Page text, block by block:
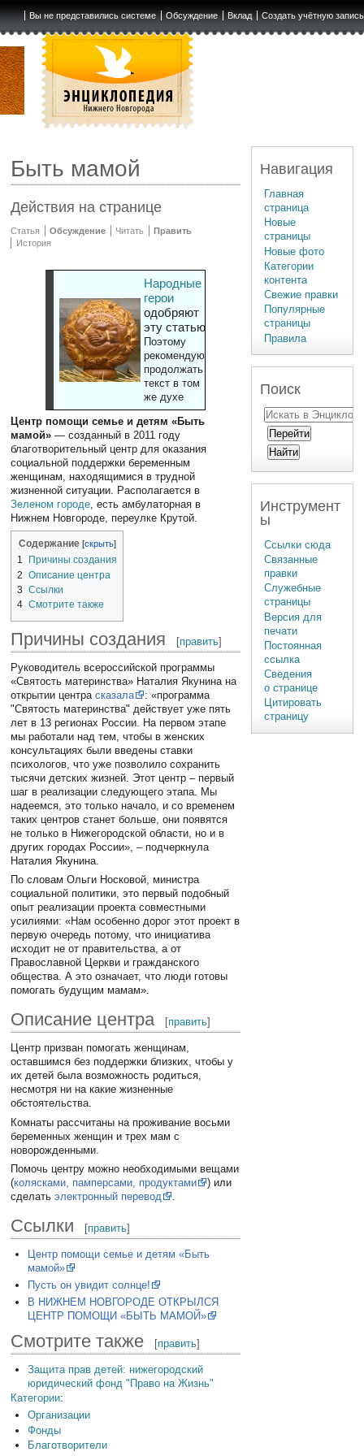
Вы не представились системе Обсуждение Вклад Создать учётную запись
Быть мамой
Действия на странице
Статья Обсуждение Читать
Править
История
Народные
герои
одобряют
эту статью
Поэтому
рекомендуют
продолжать
текст в том
же духе
Центр помощи семье и детям «Быть
мамой» — созданный в 2011 году
благотворительный центр для оказания
социальной поддержки беременным
женщинам, находящимися в трудной
жизненной ситуации. Располагается в
Зеленом городе, есть амбулаторная в
Нижнем Новгороде, переулке Крутой.
Содержание
1
Причины создания
2
Описание центра
3
Ссылки
4 Смотрите также
Причины создания [править]
Руководитель всероссийской программы
«Святость материнства» Наталия Якунина на
открытии центрасказала
: «программа
"Святость материнства" действует уже пять
лет в 13 регионах России. На первом этапе
мы работали над тем, чтобы в женских
консультациях были введены ставки
психологов, что уже позволило сохранить
тысячи детских жизней. Этот центр – первый
шаг в реализации следующего этапа. Мы
надеемся, это только начало, и со временем
таких центров станет больше, они появятся
не только в Нижегородской области, но и в
других городах России», – подчеркнула
Наталия Якунина.
По словам Ольги Носковой, министра
социальной политики, это первый подобный
опыт реализации проекта совместными
усилиями: «Нам особенно дорог этот проект в
первую очередь потому, что инициатива
исходит не от правительства, а от
Православной Церкви и гражданского
общества. А это означает, что люди готовы
помогать будущим мамам».
Описание центра [править]
Центр призван помогать женщинам,
оставшимся без поддержки близких, чтобы у
их детей была возможность родиться,
несмотря ни на какие жизненные
обстоятельства.
Комнаты рассчитаны на проживание восьми
беременных женщин и трех мам с
новорожденными.
Помочь центру можно необходимыми вещами
(колясками, памперсами, продуктами
) или
сделатьэлектронный перевод .
Ссылки [править]
Центр помощи семье и детям «Быть
мамой»
Пусть он увидит солнце!
В НИЖНЕМ НОВГОРОДЕ ОТКРЫЛСЯ
ЦЕНТР ПОМОЩИ «БЫТЬ МАМОЙ»
Смотрите также [править]
Защита прав детей: нижегородский
юридический фонд "Право на Жизнь"
Категории:
Организации
Фонды
Благотворители
Навигация
Главная
страница
Новые
страницы
Новые фото
Категории
контента
Свежие правки
Популярные
страницы
Правила
Поиск
Инструмент
ы
Ссылки сюда
Связанные
правки
Служебные
страницы
Версия для
печати
Постоянная
ссылка
Сведения
о странице
Цитировать
страницу